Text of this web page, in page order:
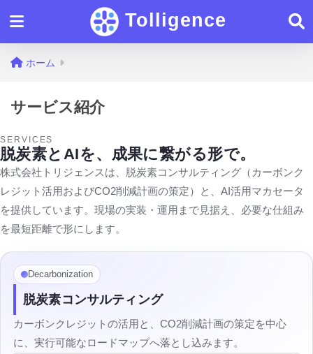
Tolligence
ホーム
サービス紹介
SERVICES
脱炭素とAIを、成果に繋がる形で。
株式会社トリジェンスは、脱炭素コンサルティング（カーボンク
レジット活用およびCO2削減計画の策定）と、AI活用マカセータ
を提供しています。現場の実装・運用まで見据え、必要な仕組み
を最短距離で形にします。
Decarbonization
脱炭素コンサルティング
カーボンクレジットの活用と、CO2削減計画の策定を中心
に、実行可能なロードマップへ落とし込みます。